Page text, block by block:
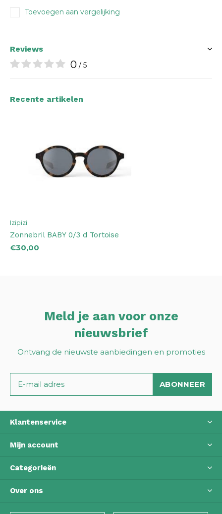
Toevoegen aan vergelijking
Reviews
0 / 5
Recente artikelen
Izipizi
Zonnebril BABY 0/3 d Tortoise
€30,00
Meld je aan voor onze
nieuwsbrief
Ontvang de nieuwste aanbiedingen en promoties
ABONNEER
Klantenservice
Mijn account
Categorieën
Over ons